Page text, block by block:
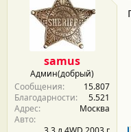
samus
Админ(добрый)
Сообщения
15.807
Благодарности
5.521
Адрес
Москва
Авто